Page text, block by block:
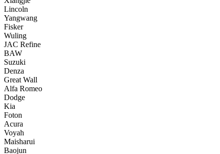
Lincoln
Yangwang
Fisker
Wuling
JAC Refine
BAW
Suzuki
Denza
Great Wall
Alfa Romeo
Dodge
Kia
Foton
Acura
Voyah
Maisharui
Baojun